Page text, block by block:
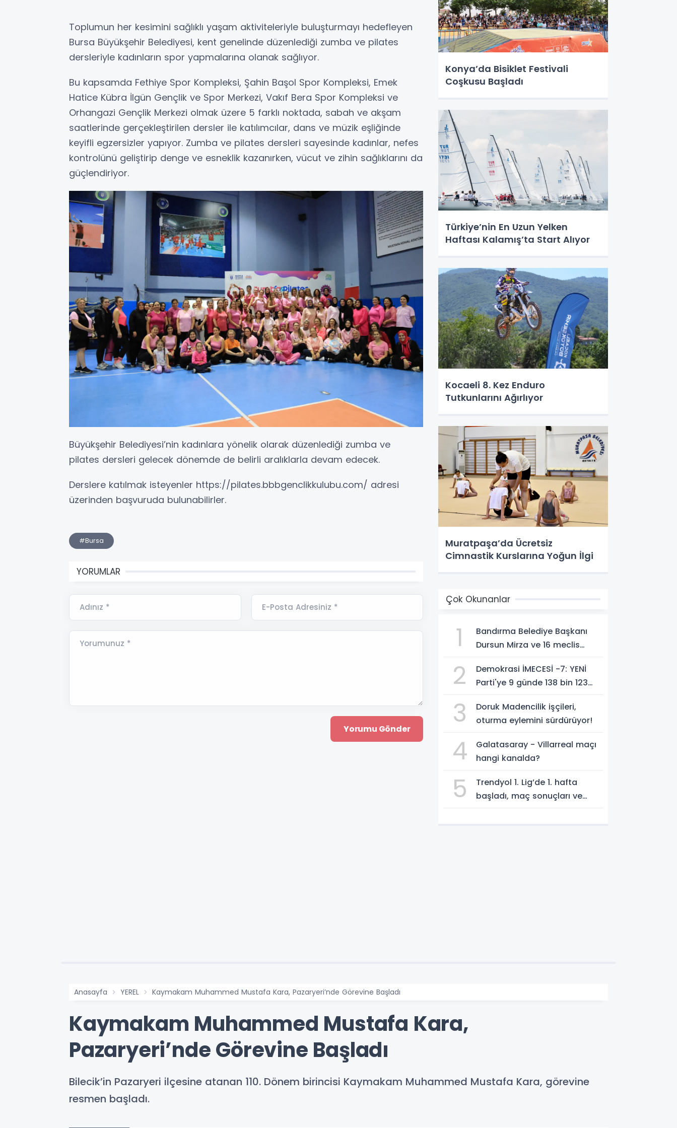
Toplumun her kesimini sağlıklı yaşam aktiviteleriyle buluşturmayı hedefleyen
Bursa Büyükşehir Belediyesi, kent genelinde düzenlediği zumba ve pilates
dersleriyle kadınların spor yapmalarına olanak sağlıyor.
Bu kapsamda Fethiye Spor Kompleksi, Şahin Başol Spor Kompleksi, Emek
Hatice Kübra İlgün Gençlik ve Spor Merkezi, Vakıf Bera Spor Kompleksi ve
Orhangazi Gençlik Merkezi olmak üzere 5 farklı noktada, sabah ve akşam
saatlerinde gerçekleştirilen dersler ile katılımcılar, dans ve müzik eşliğinde
keyifli egzersizler yapıyor. Zumba ve pilates dersleri sayesinde kadınlar, nefes
kontrolünü geliştirip denge ve esneklik kazanırken, vücut ve zihin sağlıklarını da
güçlendiriyor.
Büyükşehir Belediyesi’nin kadınlara yönelik olarak düzenlediği zumba ve
pilates dersleri gelecek dönemde de belirli aralıklarla devam edecek.
Derslere katılmak isteyenler https://pilates.bbbgenclikkulubu.com/ adresi
üzerinden başvuruda bulunabilirler.
#Bursa
YORUMLAR
Adınız * E-Posta Adresiniz *
Yorumunuz *
Konya’da Bisiklet Festivali
Coşkusu Başladı
Türkiye’nin En Uzun Yelken
Haftası Kalamış’ta Start Alıyor
Kocaeli 8. Kez Enduro
Tutkunlarını Ağırlıyor
Muratpaşa’da Ücretsiz
Cimnastik Kurslarına Yoğun İlgi
Çok Okunanlar
1
Bandırma Belediye Başkanı
Dursun Mirza ve 16 meclis
geçti!
2
Demokrasi İMECESİ -7: YENİ
Parti'ye 9 günde 138 bin 123
594 TL. bağış
3
Doruk Madencilik işçileri,
oturma eylemini sürdürüyor!
4
Galatasaray - Villarreal maçı
hangi kanalda?
5
Trendyol 1. Lig’de 1. hafta
başladı, maç sonuçları ve
Anasayfa YEREL Kaymakam Muhammed Mustafa Kara, Pazaryeri’nde Görevine Başladı
Kaymakam Muhammed Mustafa Kara,
Pazaryeri’nde Görevine Başladı
Bilecik’in Pazaryeri ilçesine atanan 110. Dönem birincisi Kaymakam Muhammed Mustafa Kara, görevine
resmen başladı.